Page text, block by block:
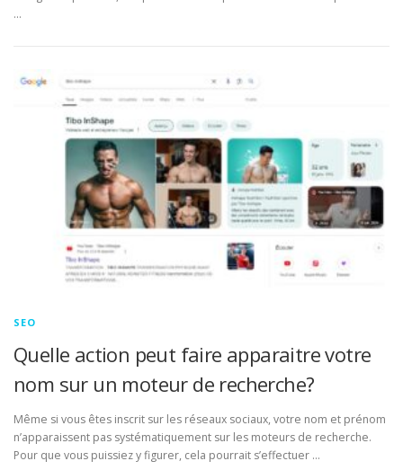
…
SEO
Quelle action peut faire apparaitre votre
nom sur un moteur de recherche?
Même si vous êtes inscrit sur les réseaux sociaux, votre nom et prénom
n’apparaissent pas systématiquement sur les moteurs de recherche.
Pour que vous puissiez y figurer, cela pourrait s’effectuer …